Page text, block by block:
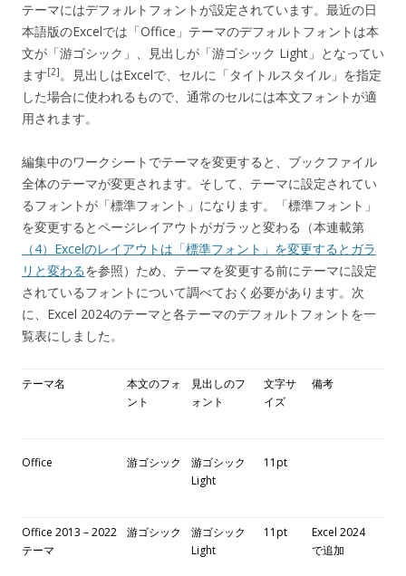
テーマにはデフォルトフォントが設定されています。最近の日
本語版のExcelでは「Office」テーマのデフォルトフォントは本
文が「游ゴシック」、見出しが「游ゴシック Light」となってい
ます[2]。見出しはExcelで、セルに「タイトルスタイル」を指定
した場合に使われるもので、通常のセルには本文フォントが適
用されます。
編集中のワークシートでテーマを変更すると、ブックファイル
全体のテーマが変更されます。そして、テーマに設定されてい
るフォントが「標準フォント」になります。「標準フォント」
を変更するとページレイアウトがガラッと変わる（本連載第
（4）Excelのレイアウトは「標準フォント」を変更するとガラ
リと変わるを参照）ため、テーマを変更する前にテーマに設定
されているフォントについて調べておく必要があります。次
に、Excel 2024のテーマと各テーマのデフォルトフォントを一
覧表にしました。
テーマ名
本文のフォ
ント
見出しのフ
ォント
文字サ
イズ
備考
Office 游ゴシック
游ゴシック
Light
11pt
Office 2013 – 2022
テーマ
游ゴシック
游ゴシック
Light
11pt
Excel 2024
で追加